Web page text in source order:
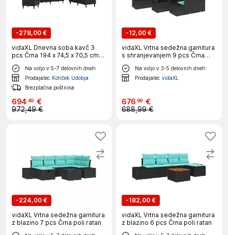
-278,00 €
vidaXL Dnevna soba kavč 3
pcs Črna 194 x 74,5 x 70,5 cm
Umjetno usnje
Na voljo v 5-7 delovnih dneh
Prodajalec Kotiček Udobja
Brezplačna poštnina
694 49 €
972,49 €
-12,00 €
vidaXL Vrtna sedežna garnitura
s shranjevanjem 9 pcs Črna
Poly ratan
Na voljo v 3-5 delovnih dneh
Prodajalec vidaXL
676 99 €
688,99 €
-224,00 €
vidaXL Vrtna sedežna garnitura
z blazino 7 pcs Črna poli ratan
-182,00 €
vidaXL Vrtna sedežna garnitura
z blazino 6 pcs Črna poli ratan